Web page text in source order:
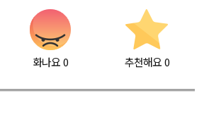
화나요0 추천해요 0